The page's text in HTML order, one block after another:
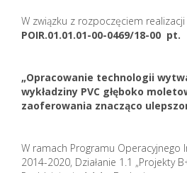
W związku z rozpoczęciem
POIR.01.01.01-00-0469/18-00 pt.
„Opracowanie technologii
wykładziny PVC głęboko
zaoferowania znacząco
W ramach Programu Operacyjnego
2014-2020, Działanie 1.1 „Projekty